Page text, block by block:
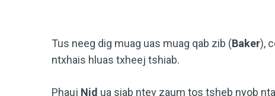
Tus neeg dig muag uas muag qab zib (Baker),
ntxhais hluas txheej tshiab.
Phauj Nid ua siab ntev zaum tos tsheb nyob